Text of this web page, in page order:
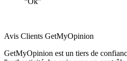
Avis Clients GetMyOpinion
GetMyOpinion est un tiers de